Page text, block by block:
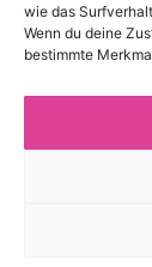
wie das
Wenn du deine
bestimmte
Die
Deutschland.
zu